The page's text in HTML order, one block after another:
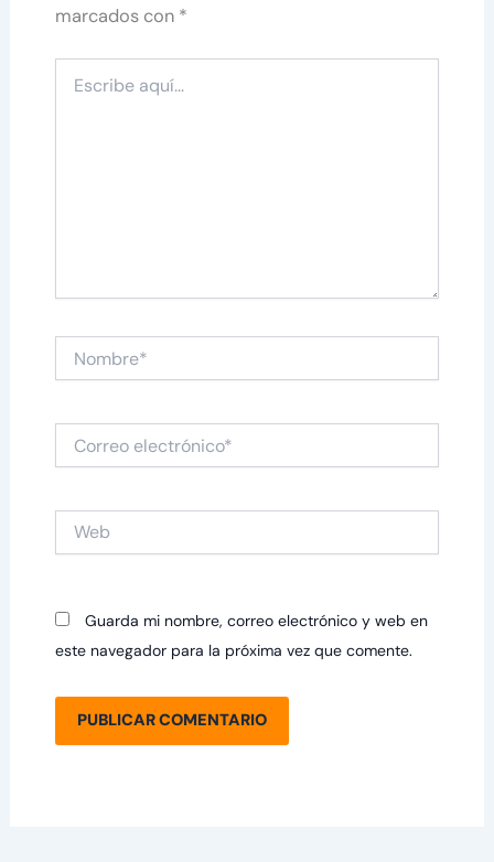
marcados con *
aquí...
electrónico*
Guarda mi nombre, correo electrónico y web en
este navegador para la próxima vez que comente.